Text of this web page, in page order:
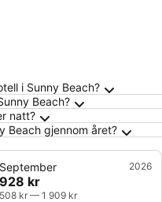
Beach
i Sunny Beach?
Beach?
natt?
Beach gjennom året?
September 2026
928 kr
508 kr — 1 909 kr